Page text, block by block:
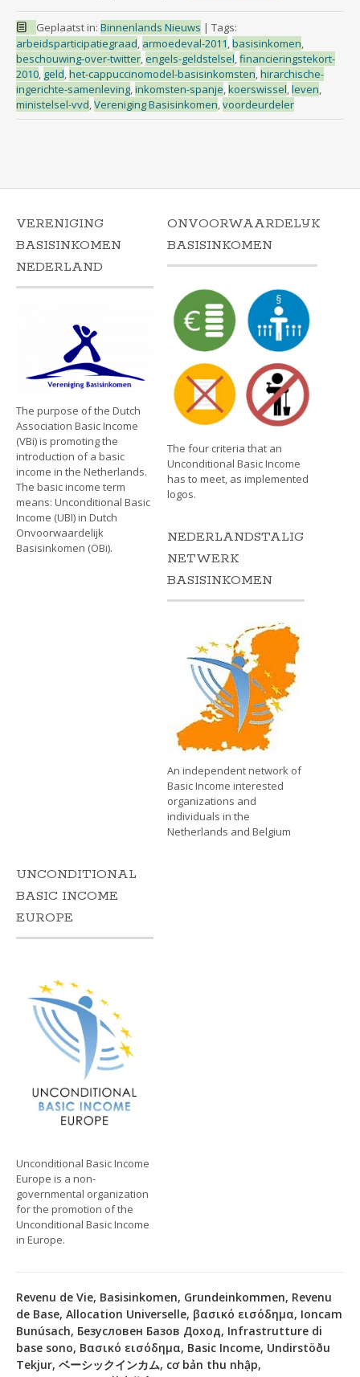
Geplaatst in: Binnenlands Nieuws | Tags:
arbeidsparticipatiegraad, armoedeval-2011,basisinkomen,
beschouwing-over-twitter, engels-geldstelsel,financieringstekort-
2010, geld,het-cappuccinomodel-basisinkomsten,hirarchische-
ingerichte-samenleving,inkomsten-spanje,koerswissel,leven,
ministelsel-vvd,Vereniging Basisinkomen,voordeurdeler
VERENIGING
BASISINKOMEN
NEDERLAND
The purpose of the Dutch
Association Basic Income
(VBi) is promoting the
introduction of a basic
income in the Netherlands.
The basic income term
means: Unconditional Basic
Income (UBI) in Dutch
Onvoorwaardelijk
Basisinkomen (OBi).
ONVOORWAARDELIJK
BASISINKOMEN
The four criteria that an
Unconditional Basic Income
has to meet, as implemented
logos.
NEDERLANDSTALIG
NETWERK
BASISINKOMEN
An independent network of
Basic Income interested
organizations and
individuals in the
Netherlands and Belgium
UNCONDITIONAL
BASIC INCOME
EUROPE
Unconditional Basic Income
Europe is a non-
governmental organization
for the promotion of the
Unconditional Basic Income
in Europe.
Revenu de Vie, Basisinkomen, Grundeinkommen, Revenu
de Base, Allocation Universelle, βασικό εισόδημα, Ioncam
Bunúsach, Безусловен Базов Доход, Infrastrutture di
base sono, Βασικό εισόδημα, Basic Income, Undirstöðu
Tekjur, ベーシックインカム, cơ bản thu nhập,